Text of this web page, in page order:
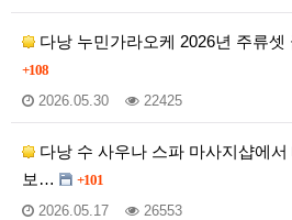
다낭 누민가라오케 2026년 주류
+108
2026.05.30 22425
다낭 수 사우나 스파 마사지샵에
보…
+101
2026.05.17 26553